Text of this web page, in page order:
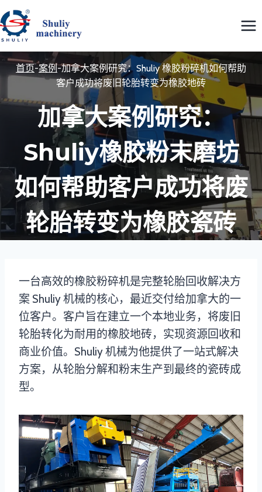
跳
到
内
容
首页-案例-加拿大案例研究：Shuliy 橡胶粉碎机如何帮助
客户成功将废旧轮胎转变为橡胶地砖
加拿大案例研究：
Shuliy橡胶粉末磨坊
如何帮助客户成功将废
轮胎转变为橡胶瓷砖
一台高效的橡胶粉碎机是完整轮胎回收解决方
案 Shuliy 机械的核心，最近交付给加拿大的一
位客户。客户旨在建立一个本地业务，将废旧
轮胎转化为耐用的橡胶地砖，实现资源回收和
商业价值。Shuliy 机械为他提供了一站式解决
方案，从轮胎分解和粉末生产到最终的瓷砖成
型。